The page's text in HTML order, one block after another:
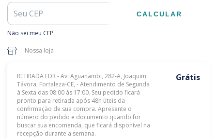
CALCULAR
Não sei meu CEP
Nossa loja
RETIRADA EDR - Av. Aguanambi, 282-A, Joaquim
Távora, Fortaleza-CE, - Atendimento de Segunda
à Sexta das 08:00 às 17:00. Seu pedido ficará
pronto para retirada após 48h úteis da
confirmação de sua compra. Apresente o
número do pedido e documento quando for
buscar sua encomenda, que ficará disponível na
recepção durante a semana.
Grátis